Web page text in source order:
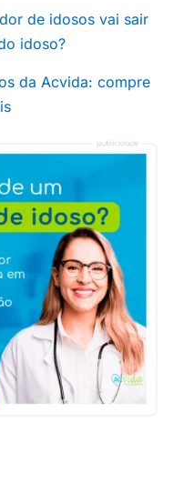
de idosos vai sair
idoso?
da Acvida: compre